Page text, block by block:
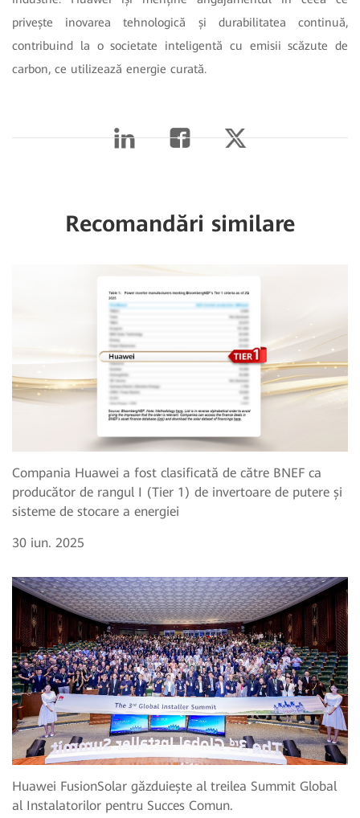
privește inovarea tehnologică și durabilitatea continuă,
contribuind la o societate inteligentă cu emisii scăzute de
carbon, ce utilizează energie curată.
Recomandări similare
Compania Huawei a fost clasificată de către BNEF ca
producător de rangul I (Tier 1) de invertoare de putere și
sisteme de stocare a energiei
30 iun. 2025
Huawei FusionSolar găzduiește al treilea Summit Global
al Instalatorilor pentru Succes Comun.